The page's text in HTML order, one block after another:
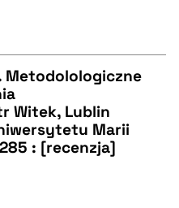
Metodolologiczne
Witek, Lublin
Marii
: [recenzja]